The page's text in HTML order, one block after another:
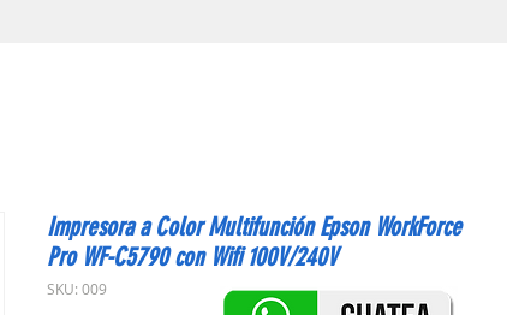
Impresora a Color Multifunción Epson WorkForce
Pro WF-C5790 con Wifi 100V/240V
SKU: 009